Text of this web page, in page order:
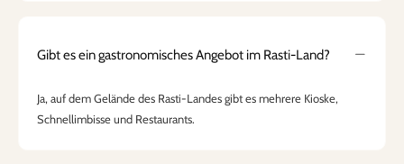
Gibt es ein gastronomisches Angebot im Rasti-Land?
Ja, auf dem Gelände des Rasti-Landes gibt es mehrere Kioske,
Schnellimbisse und Restaurants.